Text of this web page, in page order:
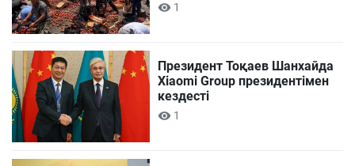
1
Президент Тоқаев Шанхайда
Xiaomi Group президентімен
кездесті
1